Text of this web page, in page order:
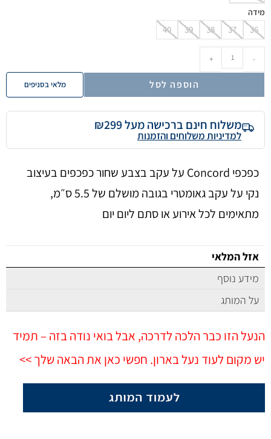
מידה
36
37
38
39
40
-
+
הוספה לסל מלאי בסניפים
משלוח חינם ברכישה מעל ₪299
למדיניות משלוחים והזמנות
כפכפי Concord על עקב בצבע שחור כפכפים בעיצוב
נקי על עקב גאומטרי בגובה מושלם של 5.5 ס״מ,
מתאימים לכל אירוע או סתם ליום יום
אזל המלאי
מידע נוסף
על המותג
הנעל הזו כבר הלכה לדרכה, אבל בואי נודה בזה – תמיד
יש מקום לעוד נעל בארון. חפשי כאן את הבאה שלך >>